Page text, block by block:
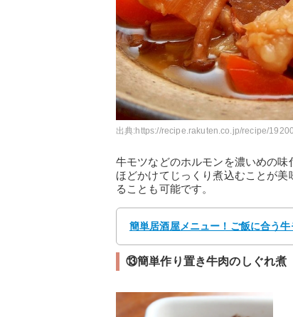
出典:https://recipe.rakuten.co.jp/recipe/
牛モツなどのホルモンを濃いめの
ほどかけてじっくり煮込むことが
ることも可能です。
簡単居酒屋メニュー！ご飯に合う
⑬簡単作り置き牛肉のしぐれ煮